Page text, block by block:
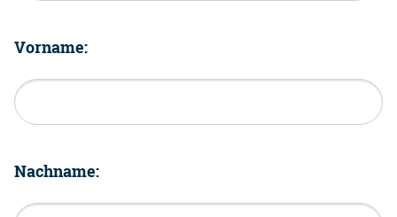
Vorname:
Nachname: